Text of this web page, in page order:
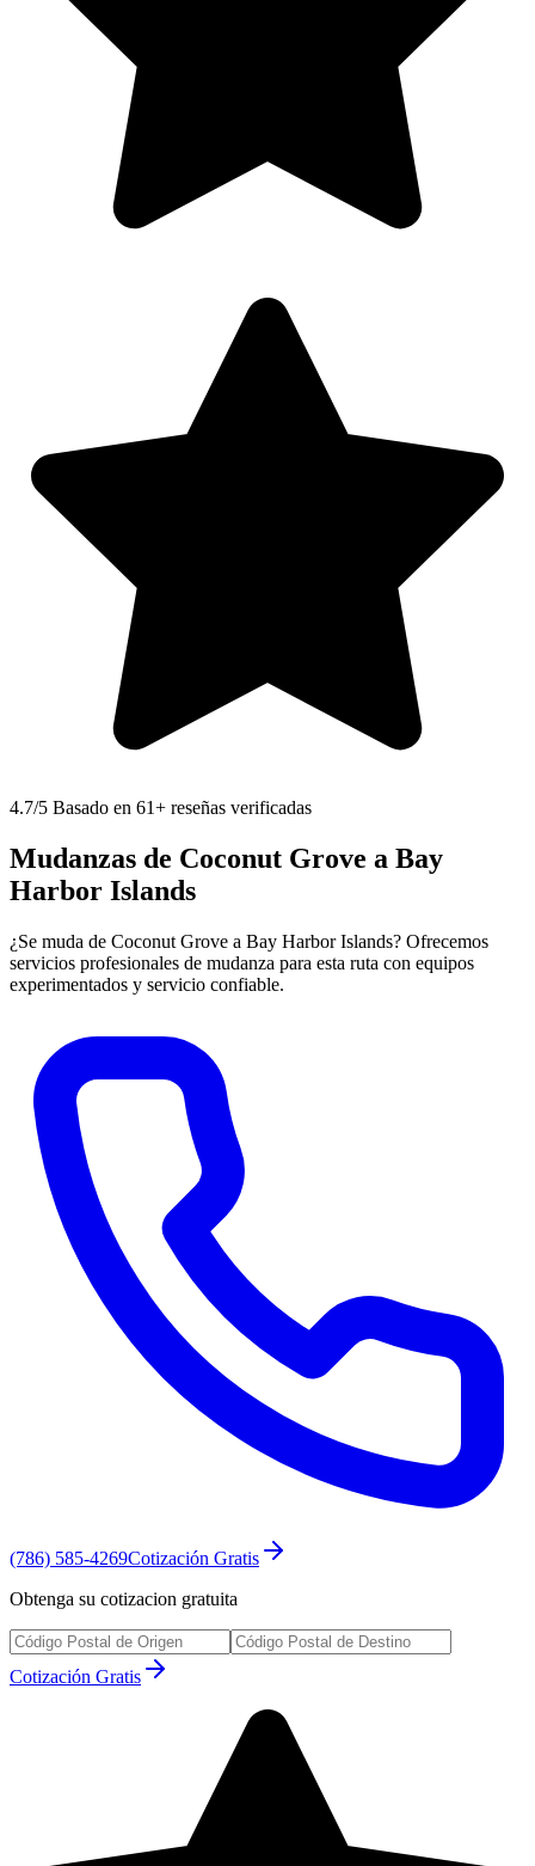
4.7/5 Basado en 61+ reseñas verificadas
Mudanzas de Coconut Grove a Bay
Harbor Islands
¿Se muda de Coconut Grove a Bay Harbor Islands? Ofrecemos
servicios profesionales de mudanza para esta ruta con equipos
experimentados y servicio confiable.
(786) 585-4269Cotización Gratis
Obtenga su cotizacion gratuita
Cotización Gratis